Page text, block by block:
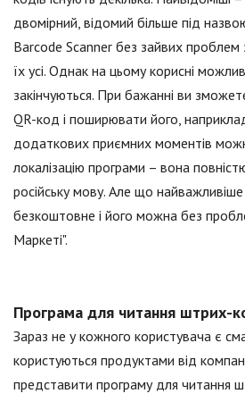
двомірний, відомий більше під
Barcode Scanner без зайвих
їх усі. Однак на цьому корисні
закінчуються. При бажанні ви
QR-код і поширювати його,
додаткових приємних моментів
локалізацію програми – вона
російську мову. Але що
безкоштовне і його можна без
Маркеті".
Програма для читання штрих-
Зараз не у кожного користувача є
користуються продуктами від
представити програму для читання